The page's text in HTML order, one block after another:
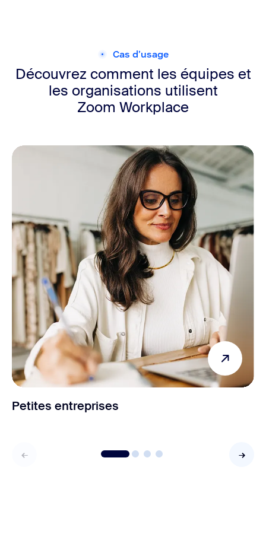
Cas d’usage
Découvrez comment les équipes et
les organisations utilisent
Zoom Workplace
Petites entreprises